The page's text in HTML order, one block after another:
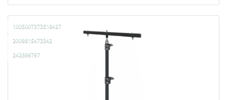
1005007373518427
2009815473342
242899797